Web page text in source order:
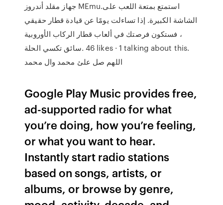
جهاز مقلد أندروز MEmu.استمتع بمتعة اللعب على
الشاشة الكبيرة. إذا تساءلت يومًا عن قيادة قطار حقيقي
، فستكون فرصتك في ألعاب قطار الركاب الأوروبية
Google Play Music provides free,
ad-supported radio for what
you’re doing, how you’re feeling,
or what you want to hear.
Instantly start radio stations
based on songs, artists, or
albums, or browse by genre,